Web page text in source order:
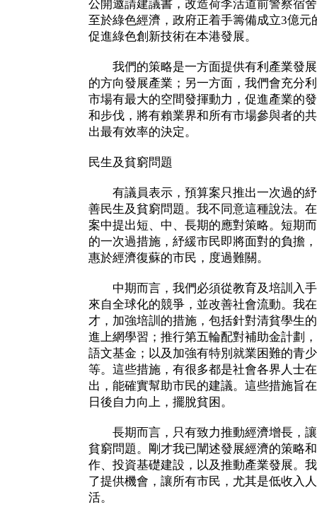
公開邀請建議書，改造荷李活道前警察宿
至於綠色經濟，政府正着手籌備成立3億
促進綠色創新技術在本港發展。
我們的策略是一方面提供有利產業發展
的方向發展產業；另一方面，我們會充分
市場有最大的空間發揮動力，促進產業的
和步伐，將有賴業界和所有市場參與者的
出最有效率的決定。
民生及貧窮問題
有議員表示，預算案只推出一次過的紓
善民生及貧窮問題。我不同意這種說法。
案中提出短、中、長期的應對策略。短期
的一次過措施，紓緩市民即將面對的負擔
惠於經濟復蘇的市民，度過難關。
中期而言，我們必須從教育及培訓入手
來自全球化的競爭，並改善社會流動。我
才，加強培訓的措施，包括針對清貧學生
進上網學習；推行第五輪配對補助金計劃
語文基金；以及加強有特別就業困難的青
等。這些措施，有很多都是社會各界人士
出，能確實幫助市民的建議。這些措施旨
日後自力向上，擺脫貧困。
長期而言，只有致力推動經濟增長，讓
貧窮問題。剛才我已闡述發展經濟的策略
作、投資基礎建設，以及推動產業發展。
了提供機會，讓所有市民，尤其是低收入
活。